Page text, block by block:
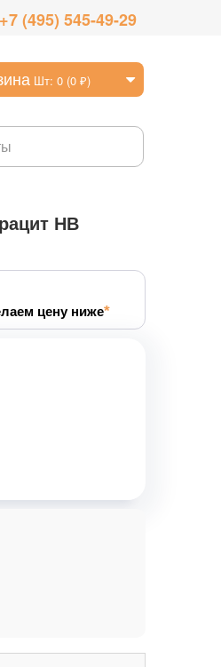
+7 (495) 545-49-29
Шт: 0 (0 ₽)
НВ
цену ниже